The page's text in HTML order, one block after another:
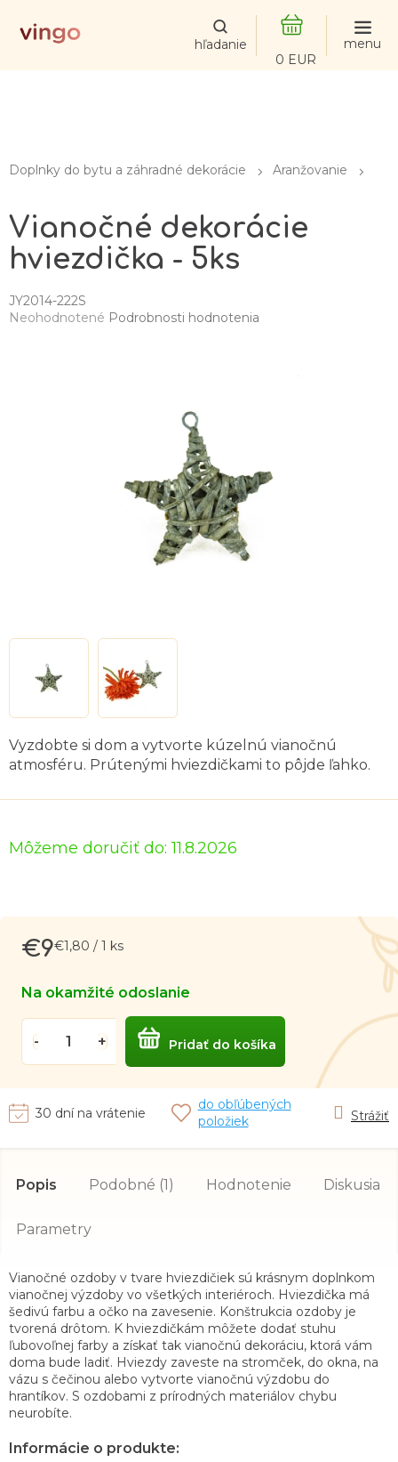
obsah
NÁKUPNÝ
KOŠÍK
Doplnky do bytu a záhradné dekorácie Aranžovanie
Vianočné dekorácie
hviezdička - 5ks
JY2014-222S
Priemerné
Neohodnotené Podrobnosti hodnotenia
Môžeme doručiť do: 11.8.2026
Vyzdobte si dom a vytvorte kúzelnú vianočnú
atmosféru. Prútenými hviezdičkami to pôjde ľahko.
€9Jednotková
€1,80 / 1 ks
Na okamžité odoslanie
Pridať do košíka
30 dní na vrátenie
do obľúbených
položiek
Strážiť
Popis Podobné (1) Hodnotenie Diskusia
Parametry
Vianočné ozdoby v tvare hviezdičiek sú krásnym doplnkom
vianočnej výzdoby vo všetkých interiéroch. Hviezdička má
šedivú farbu a očko na zavesenie. Konštrukcia ozdoby je
tvorená drôtom. K hviezdičkám môžete dodať stuhu
ľubovoľnej farby a získať tak vianočnú dekoráciu, ktorá vám
doma bude ladiť. Hviezdy zaveste na stromček, do okna, na
vázu s čečinou alebo vytvorte vianočnú výzdobu do
hrantíkov. S ozdobami z prírodných materiálov chybu
neurobíte.
Informácie o produkte: